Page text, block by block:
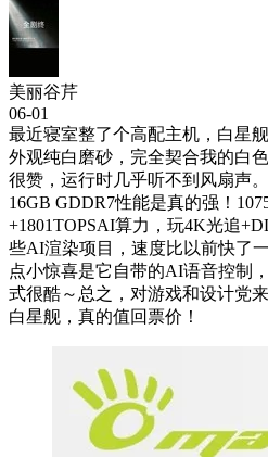
美丽谷芹
06-01
最近寝室整了个高配主机，白星
外观纯白磨砂，完全契合我的白
很赞，运行时几乎听不到风扇声
16GB GDDR7性能是真的强！
+1801TOPSAI算力，玩4K光追
些AI渲染项目，速度比以前快了
点小惊喜是它自带的AI语音控制
式很酷～总之，对游戏和设计党
白星舰，真的值回票价！